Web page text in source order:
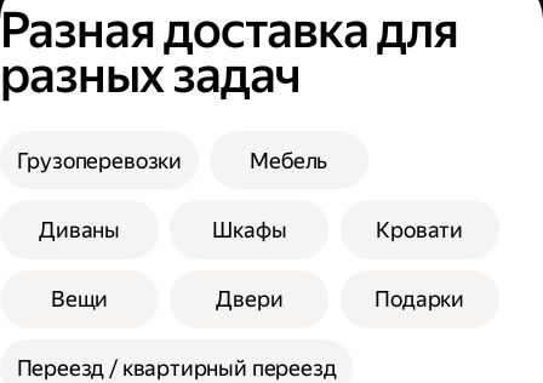
Разная доставка для
разных задач
Грузоперевозки Мебель
Диваны Шкафы Кровати
Вещи Двери Подарки
Переезд / квартирный переезд